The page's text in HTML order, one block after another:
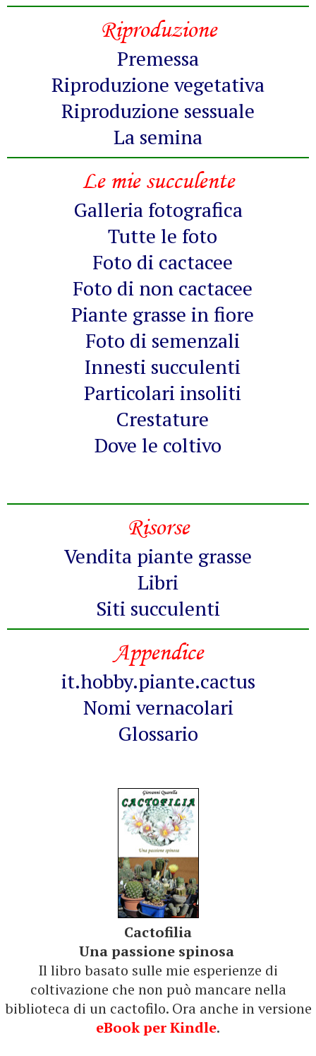
Riproduzione
Premessa
Riproduzione vegetativa
Riproduzione sessuale
La semina
Le mie succulente
Galleria fotografica
Tutte le foto
Foto di cactacee
Foto di non cactacee
Piante grasse in fiore
Foto di semenzali
Innesti succulenti
Particolari insoliti
Crestature
Dove le coltivo
Risorse
Vendita piante grasse
Libri
Siti succulenti
Appendice
it.hobby.piante.cactus
Nomi vernacolari
Glossario
Cactofilia
Una passione spinosa
Il libro basato sulle mie esperienze di
coltivazione che non può mancare nella
biblioteca di un cactofilo. Ora anche in versione
eBook per Kindle.